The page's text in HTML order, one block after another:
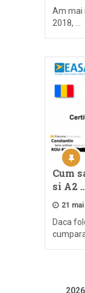
Am mai
2018, …
Cum
si A2
21
Daca
2026